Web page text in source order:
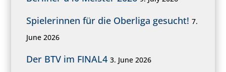
Spielerinnen für die Oberliga gesucht! 7.
June 2026
Der BTV im FINAL4 3. June 2026